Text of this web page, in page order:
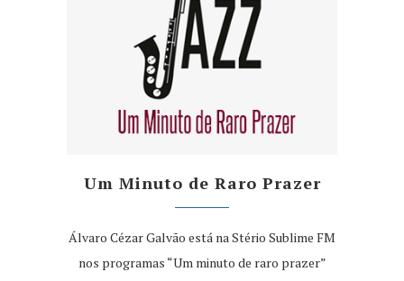
Um Minuto de Raro Prazer
Álvaro Cézar Galvão está na Stério Sublime FM
nos programas “Um minuto de raro prazer”